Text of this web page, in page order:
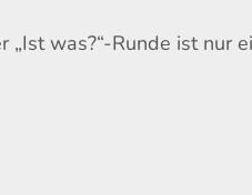
was?“-Runde ist nur